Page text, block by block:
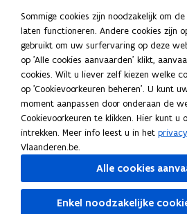
organisaties die vermeld worden in
de btw-wetgeving.
Documenten
Modelverklaring toepassing verlaagd
huisvesting
Handleiding Fisconet
Deel deze pagina
Sommige cookies zijn noodzakelijk om
laten functioneren. Andere cookies zijn
gebruikt om uw surfervaring op deze
op 'Alle cookies aanvaarden' klikt,
cookies. Wilt u liever zelf kiezen welke
op 'Cookievoorkeuren beheren'. U kunt
moment aanpassen door onderaan de
Cookievoorkeuren te klikken. Hier kunt u
intrekken. Meer info leest u in het privacy
Vlaanderen.be.
Alle cookies
Enkel noodzakelijke